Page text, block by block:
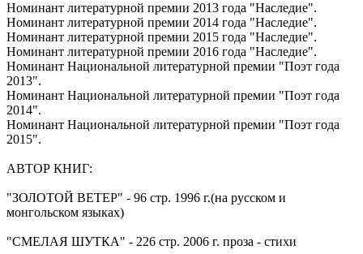
Номинант литературной премии 2013 года "Наследие".
Номинант литературной премии 2014 года "Наследие".
Номинант литературной премии 2015 года "Наследие".
Номинант литературной премии 2016 года "Наследие".
Номинант Национальной литературной премии "Поэт года
2013".
Номинант Национальной литературной премии "Поэт года
2014".
Номинант Национальной литературной премии "Поэт года
2015".
АВТОР КНИГ:
"ЗОЛОТОЙ ВЕТЕР" - 96 стр. 1996 г.(на русском и
монгольском языках)
"СМЕЛАЯ ШУТКА" - 226 стр. 2006 г. проза - стихи